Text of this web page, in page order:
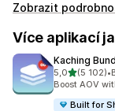
Zobrazit
Více aplikací
Kaching
5,0z 5 hvězd
(5 102)
Celkový •
Boost AOV
Built for